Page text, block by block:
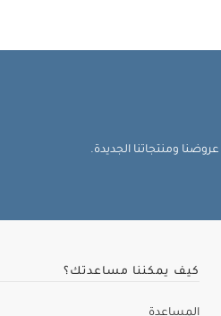
ومنتجاتنا الجديدة.
كيف يمكننا مساعدتك؟
المساعدة